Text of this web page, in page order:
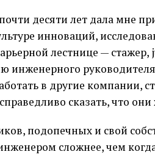
десяти лет дала мне
инноваций,
лестнице —
инженерного
в другие компании,
сказать, что
подопечных и свой
сложнее, чем